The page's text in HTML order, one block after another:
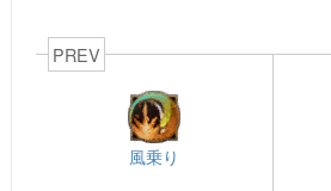
PREV
風乗り